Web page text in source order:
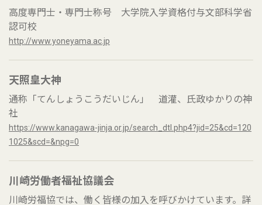
高度専門士・専門士称号 大学院入学資格付与文部科学省
認可校
http://www.yoneyama.ac.jp
天照皇大神
通称「てんしょうこうだいじん」 道灌、氏政ゆかりの神
社
https://www.kanagawa-jinja.or.jp/search_dtl.php4?jid=25&cd=120
1025&scd=&npg=0
川崎労働者福祉協議会
川崎労福協では、働く皆様の加入を呼びかけています。詳